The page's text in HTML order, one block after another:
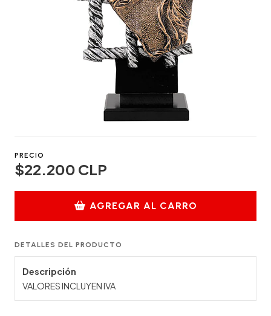
PRECIO
$22.200 CLP
AGREGAR AL CARRO
DETALLES DEL PRODUCTO
Descripción
VALORES INCLUYEN IVA